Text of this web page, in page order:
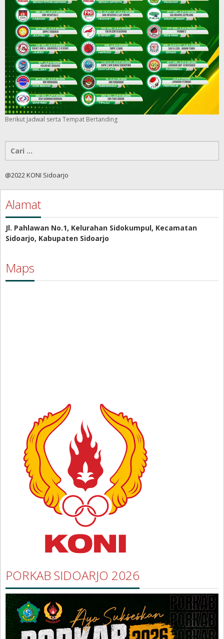
Berikut Jadwal serta Tempat Bertanding
untuk:
@2022 KONI Sidoarjo
Alamat
Jl. Pahlawan No.1, Kelurahan Sidokumpul, Kecamatan
Sidoarjo, Kabupaten Sidoarjo
Maps
PORKAB SIDOARJO 2026